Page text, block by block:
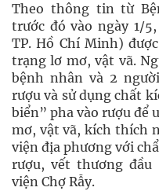
Theo thông tin từ
trước đó vào ngày 1/
TP. Hồ Chí Minh)
trạng lơ mơ, vật vã.
bệnh nhân và 2
rượu và sử dụng chất
biển” pha vào rượu để
mơ, vật vã, kích thích
viện địa phương với
rượu, vết thương đầu
viện Chợ Rẫy.